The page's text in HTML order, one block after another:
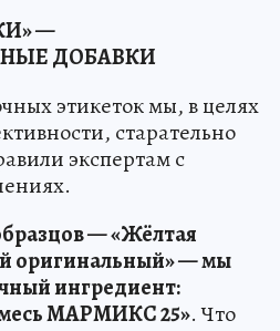
—
ДОБАВКИ
этикеток мы, в целях
старательно
экспертам с
— «Жёлтая
оригинальный» — мы
ингредиент:
МАРМИКС 25». Что